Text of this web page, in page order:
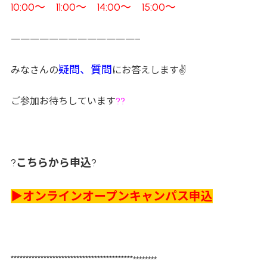
10:00～ 11:00～ 14:00～ 15:00～
—————————————–
みなさんの疑問、質問 にお答えします✌
ご参加お待ちしています??
?こちらから申込?
▶オンラインオープンキャンパス申込
*************************************************